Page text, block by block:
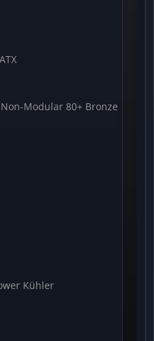
Modular 80+ Bronze
Kühler